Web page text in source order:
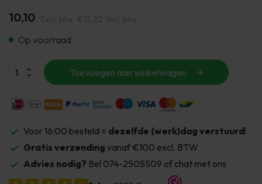
10,10 Excl. btw €12,22 Incl. btw
Op voorraad
Toevoegen aan winkelwagen
Voor 16:00 besteld = dezelfde (werk)dag verstuurd!
Gratis verzending vanaf €100 excl. BTW
Advies nodig? Bel 074-2505509 of chat met ons